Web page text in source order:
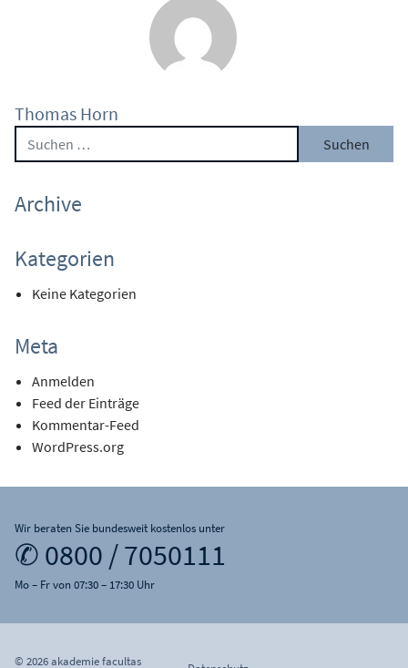
Thomas Horn
Suche nach:
Archive
Kategorien
Keine Kategorien
Meta
Anmelden
Feed der Einträge
Kommentar-Feed
WordPress.org
Wir beraten Sie bundesweit kostenlos unter
✆ 0800 / 7050111
Mo – Fr von 07:30 – 17:30 Uhr
© 2026 akademie facultas